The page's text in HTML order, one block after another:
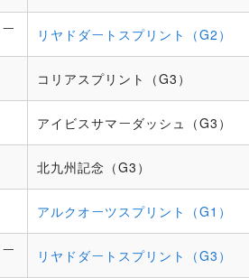
リヤドダートスプリント（G2）
コリアスプリント（G3）
アイビスサマーダッシュ（G3）
北九州記念（G3）
アルクオーツスプリント（G1）
リヤドダートスプリント（G3）